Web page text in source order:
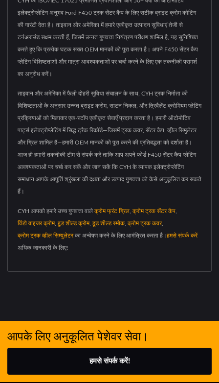
इलेक्ट्रोप्लेटिंग अनुभव Ford F450 ट्रक सेंटर कैप के लिए सटीक ब्राइट क्रोम कोटिंग
की गारंटी देता है। ताइवान और अमेरिका में हमारे एकीकृत उत्पादन सुविधाएं तेजी से
टर्नअराउंड सक्षम करती हैं, जिसमें उन्नत गुणवत्ता नियंत्रण परीक्षण शामिल है, यह सुनिश्चित
करते हुए कि प्रत्येक घटक सख्त OEM मानकों को पूरा करता है। अपने F450 सेंटर कैप
प्लेटिंग विशिष्टताओं और मात्रा आवश्यकताओं पर चर्चा करने के लिए एक तकनीकी परामर्श
का अनुरोध करें।
ताइवान और अमेरिका में फैली दोहरी सुविधा संचालन के साथ, CYH ट्रक निर्माता की
विशिष्टताओं के अनुसार उन्नत ब्राइट क्रोम, साटन निकल, और त्रिवैलेंट क्रोमियम प्लेटिंग
प्रक्रियाओं को मिलाकर एक-स्टॉप एकीकृत सेवाएँ प्रदान करता है। हमारी ऑटोमोटिव
पार्ट्स इलेक्ट्रोप्लेटिंग में सिद्ध ट्रैक रिकॉर्ड—जिसमें ट्रक कवर, सेंटर कैप, व्हील सिमुलेटर
और ग्रिल शामिल हैं—हमारी OEM मानकों को पूरा करने की प्रतिबद्धता को दर्शाता है।
आज ही हमारी तकनीकी टीम से संपर्क करें ताकि आप अपने फोर्ड F450 सेंटर कैप प्लेटिंग
आवश्यकताओं पर चर्चा कर सकें और जान सकें कि CYH के व्यापक इलेक्ट्रोप्लेटिंग
समाधान आपके आपूर्ति श्रृंखला की दक्षता और उत्पाद गुणवत्ता को कैसे अनुकूलित कर सकते
हैं।
CYH आपको हमारे उच्च गुणवत्ता वाले क्रोम फ्रंट ग्रिल क्रोम ट्रक सेंटर कैप
विंडो वाइजर क्रोम, हूड शील्ड क्रोम, हूड शील्ड स्मोक क्रोम ट्रक कवर,
क्रोम ट्रक व्हील सिम्युलेटरका अन्वेषण करने के लिए आमंत्रित करता है।हमसे संपर्क करें
अधिक जानकारी के लिए!
आपके लिए अनुकूलित पेशेवर सेवा।
हमसे संपर्क करें!